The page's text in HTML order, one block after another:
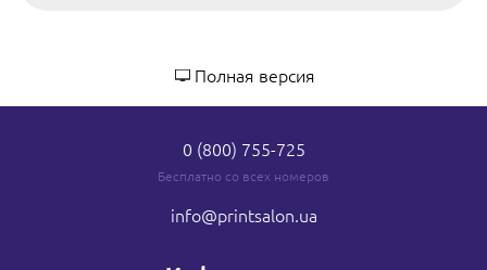
Полная версия
0 (800) 755-725
Бесплатно со всех номеров
info@printsalon.ua